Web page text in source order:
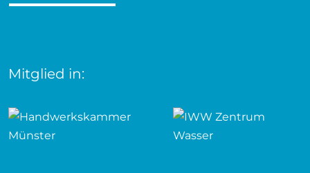
Mitglied in: